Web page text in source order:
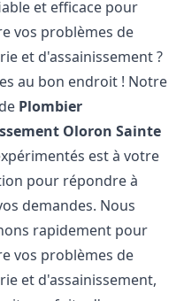
et efficace pour
vos problèmes de
et d'assainissement ?
au bon endroit ! Notre
Plombier
Oloron Sainte
est à votre
pour répondre à
demandes. Nous
rapidement pour
vos problèmes de
et d'assainissement,